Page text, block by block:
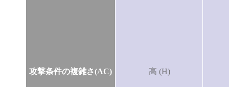
攻撃条件の複雑さ(AC) 高 (H)